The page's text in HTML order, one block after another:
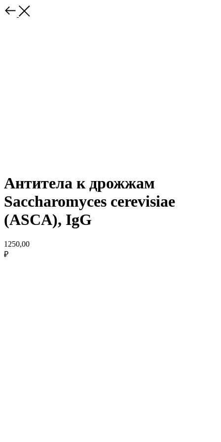
Антитела к дрожжам
Saccharomyces cerevisiae
(ASCA), IgG
1250,00
₽